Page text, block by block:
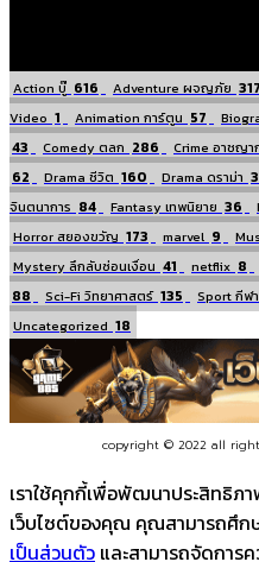
Action บู๊ 616 Adventure ผจญภัย 317
Video 1 Animation การ์ตูน 57
43 Comedy ตลก 286 Crime อาชญา
62 Drama ชีวิต 160 Drama ดราม่า
จินตนาการ 84 Fantasy เทพนิยาย 36
Horror สยองขวัญ 173 marvel 9
Mystery ลึกลับซ่อนเงื่อน 41 netflix 8
88 Sci-Fi วิทยาศาสตร์ 135 Sport กีฬา
Uncategorized 18
copyright © 2022 all
เราใช้คุกกี้เพื่อพัฒนาประสิทธิภ
เว็บไซต์ของคุณ คุณสามารถศึก
เป็นส่วนตัว และสามารถจัดการ